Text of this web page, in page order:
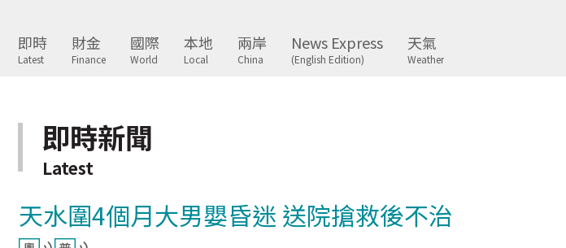
即時
Latest
財金
Finance
國際
World
本地
Local
兩岸
China
News Express
(English Edition)
天氣
Weather
即時新聞
Latest
天水圍4個月大男嬰昏迷 送院搶救後不治